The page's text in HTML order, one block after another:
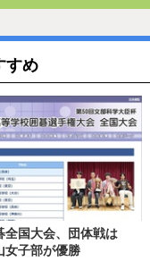
すめ
全国大会、団体戦は
女子部が優勝